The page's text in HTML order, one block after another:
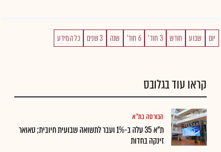
יום שבוע חודש 3 חוד' 6 חוד' שנה 3 שנים כל המידע
קראו עוד בגלובס
הבורסה בת"א
ת"א 35 עלה ב-1% ועבר לתשואה שבועית חיובית; טאואר
זינקה בחדות